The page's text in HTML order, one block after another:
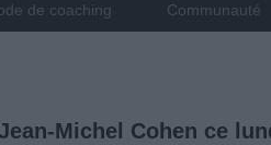
de coaching Communauté
Michel Cohen ce